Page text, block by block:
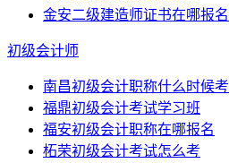
金安二级建造师证书在哪报名
初级会计师
南昌初级会计职称什么时候考
福鼎初级会计考试学习班
福安初级会计职称在哪报名
柘荣初级会计考试怎么考